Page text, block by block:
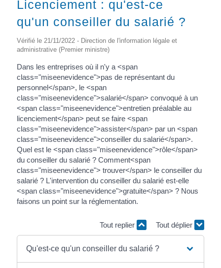
Licenciement : qu'est-ce
qu'un conseiller du salarié ?
Vérifié le 21/11/2022 - Direction de l'information légale et
administrative (Premier ministre)
Dans les entreprises où il n'y a <span
class="miseenevidence">pas de représentant du
personnel</span>, le <span
class="miseenevidence">salarié</span> convoqué à un
<span class="miseenevidence">entretien préalable au
licenciement</span> peut se faire <span
class="miseenevidence">assister</span> par un <span
class="miseenevidence">conseiller du salarié</span>.
Quel est le <span class="miseenevidence">rôle</span>
du conseiller du salarié ? Comment<span
class="miseenevidence"> trouver</span> le conseiller du
salarié ? L'intervention du conseiller du salarié est-elle
<span class="miseenevidence">gratuite</span> ? Nous
faisons un point sur la réglementation.
Tout replier Tout déplier
Qu'est-ce qu'un conseiller du salarié ?